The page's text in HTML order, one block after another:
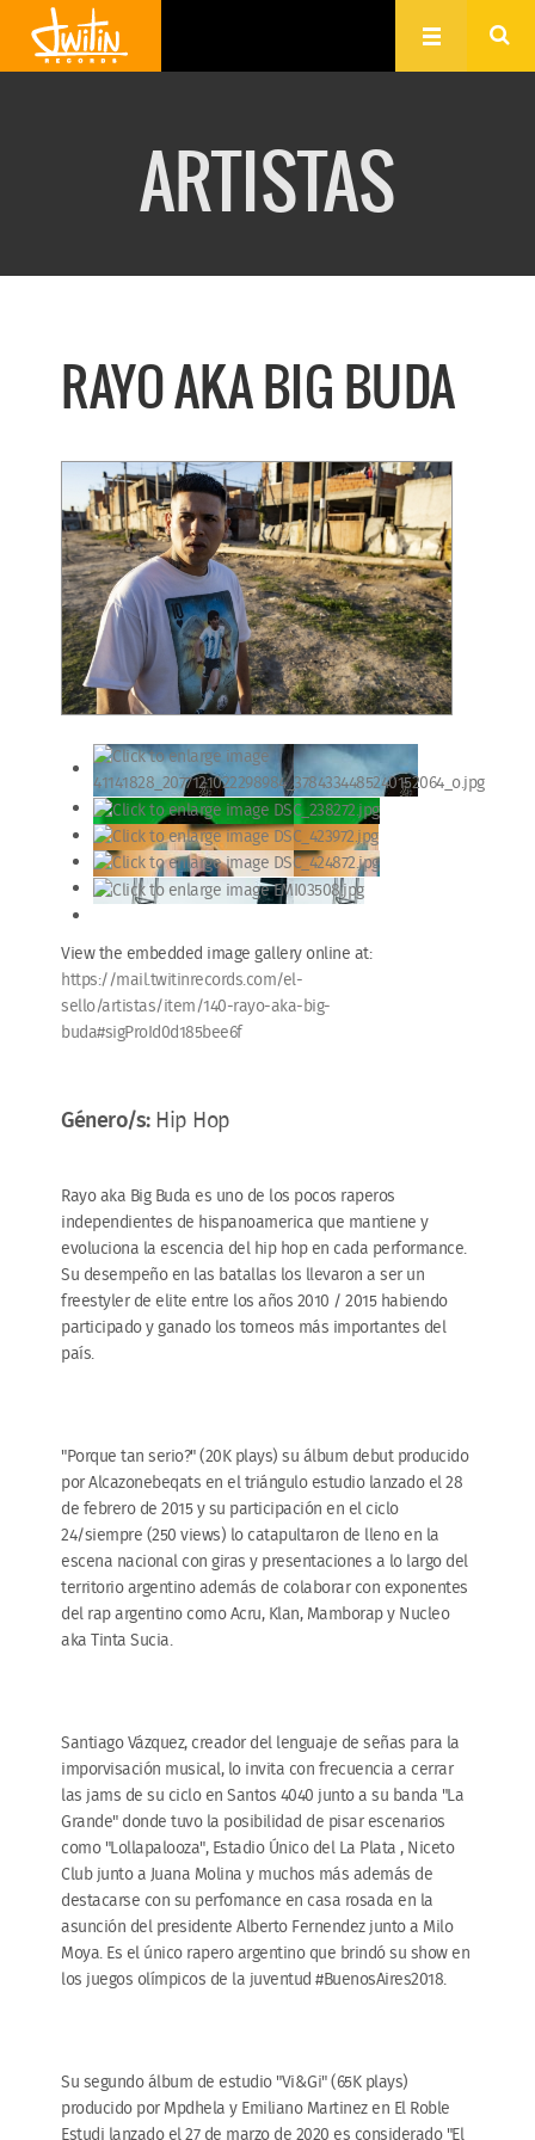
ARTISTAS
RAYO AKA BIG BUDA
View the embedded image gallery online at:
https://mail.twitinrecords.com/el-
sello/artistas/item/140-rayo-aka-big-
buda#sigProId0d185bee6f
Género/s:Hip Hop
Rayo aka Big Buda es uno de los pocos raperos
independientes de hispanoamerica que mantiene y
evoluciona la escencia del hip hop en cada performance.
Su desempeño en las batallas los llevaron a ser un
freestyler de elite entre los años 2010 / 2015 habiendo
participado y ganado los torneos más importantes del
país.
"Porque tan serio?" (20K plays) su álbum debut producido
por Alcazonebeqats en el triángulo estudio lanzado el 28
de febrero de 2015 y su participación en el ciclo
24/siempre (250 views) lo catapultaron de lleno en la
escena nacional con giras y presentaciones a lo largo del
territorio argentino además de colaborar con exponentes
del rap argentino como Acru, Klan, Mamborap y Nucleo
aka Tinta Sucia.
Santiago Vázquez, creador del lenguaje de señas para la
imporvisación musical, lo invita con frecuencia a cerrar
las jams de su ciclo en Santos 4040 junto a su banda "La
Grande" donde tuvo la posibilidad de pisar escenarios
como "Lollapalooza", Estadio Único del La Plata , Niceto
Club junto a Juana Molina y muchos más además de
destacarse con su perfomance en casa rosada en la
asunción del presidente Alberto Fernendez junto a Milo
Moya. Es el único rapero argentino que brindó su show en
los juegos olímpicos de la juventud #BuenosAires2018.
Su segundo álbum de estudio "Vi&Gi" (65K plays)
producido por Mpdhela y Emiliano Martinez en El Roble
Estudi lanzado el 27 de marzo de 2020 es considerado "El